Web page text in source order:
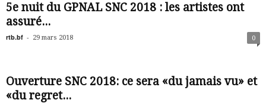
5e nuit du GPNAL SNC 2018 : les artistes ont
assuré...
rtb.bf - 29 mars 2018 0
Ouverture SNC 2018: ce sera «du jamais vu» et
«du regret...